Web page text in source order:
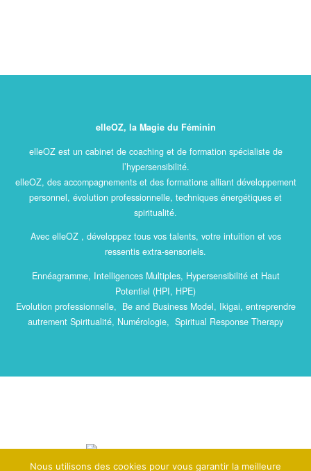
elleOZ, la Magie du Féminin
elleOZ est un cabinet de coaching et de formation spécialiste de
l’hypersensibilité.
elleOZ, des accompagnements et des formations alliant développement
personnel, évolution professionnelle, techniques énergétiques et
spiritualité.
Avec elleOZ , développez tous vos talents, votre intuition et vos
ressentis extra-sensoriels.
Ennéagramme, Intelligences Multiples, Hypersensibilité et Haut
Potentiel (HPI, HPE)
Evolution professionnelle, Be and Business Model, Ikigai, entreprendre
autrement Spiritualité, Numérologie, Spiritual Response Therapy
Nous utilisons des cookies pour vous garantir la meilleure